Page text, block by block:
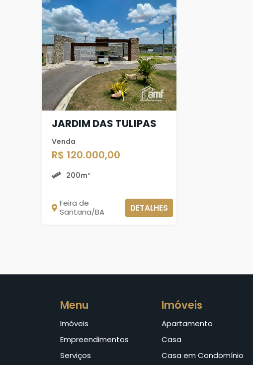
JARDIM DAS TULIPAS
Venda
R$ 120.000,00
200m²
Feira de
Santana/BA
DETALHES
Menu
Imóveis
Empreendimentos
Serviços
Imóveis
Apartamento
Casa
Casa em Condomínio